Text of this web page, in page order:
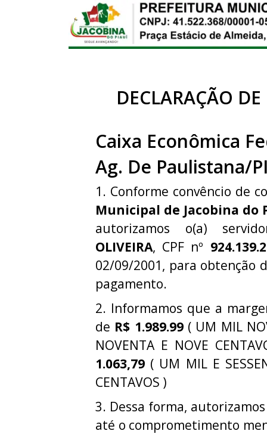
DECLARAÇÃO
Caixa Econômica
Ag. De Paulistana/
1. Conforme convêncio de
Municipal de Jacobina do
autorizamos o(a)
OLIVEIRA, CPF nº
02/09/2001, para obtenção
pagamento.
2. Informamos que a
de R$ 1.989.99( UM MIL
NOVENTA E NOVE
1.063,79 ( UM MIL E
CENTAVOS )
3. Dessa forma,
até o comprometimento